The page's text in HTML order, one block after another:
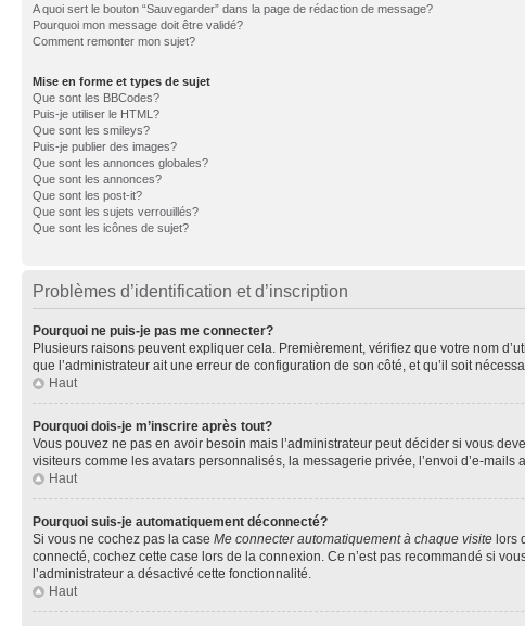
A quoi sert le bouton “Sauvegarder” dans la page de rédaction de message?
Pourquoi mon message doit être validé?
Comment remonter mon sujet?
Mise en forme et types de sujet
Que sont les BBCodes?
Puis-je utiliser le HTML?
Que sont les smileys?
Puis-je publier des images?
Que sont les annonces globales?
Que sont les annonces?
Que sont les post-it?
Que sont les sujets verrouillés?
Que sont les icônes de sujet?
Problèmes d’identification et d’inscription
Pourquoi ne puis-je pas me connecter?
Plusieurs raisons peuvent expliquer cela. Premièrement, vérifiez que votre nom
que l’administrateur ait une erreur de configuration de son côté, et qu’il soit
Haut
Pourquoi dois-je m’inscrire après tout?
Vous pouvez ne pas en avoir besoin mais l’administrateur peut décider si vous
visiteurs comme les avatars personnalisés, la messagerie privée, l’envoi d’e-
Haut
Pourquoi suis-je automatiquement déconnecté?
Si vous ne cochez pas la case Me connecter automatiquement à chaque visite lors
connecté, cochez cette case lors de la connexion. Ce n’est pas recommandé si
l’administrateur a désactivé cette fonctionnalité.
Haut